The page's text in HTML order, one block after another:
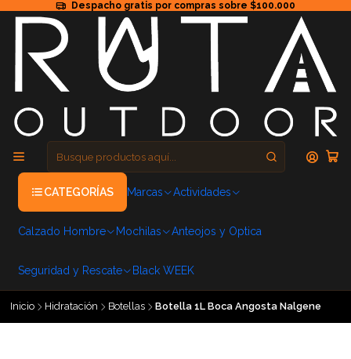
Despacho gratis por compras sobre $100.000
CATEGORÍAS Marcas Actividades
Calzado Hombre Mochilas Anteojos y Optica
Seguridad y Rescate Black WEEK
Inicio Hidratación Botellas Botella 1L Boca Angosta Nalgene